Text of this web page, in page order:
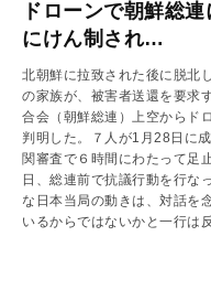
ドローンで朝鮮総
にけん制され…
北朝鮮に拉致された後に脱北
の家族が、被害者送還を要求
合会（朝鮮総連）上空からド
判明した。７人が1月28日に
関審査で６時間にわたって足
日、総連前で抗議行動を行な
な日本当局の動きは、対話を
いるからではないかと一行は